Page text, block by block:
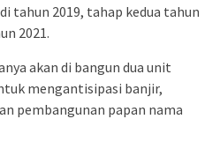
tahun 2019, tahap kedua tahun
2021.
akan di bangun dua unit
mengantisipasi banjir,
pembangunan papan nama